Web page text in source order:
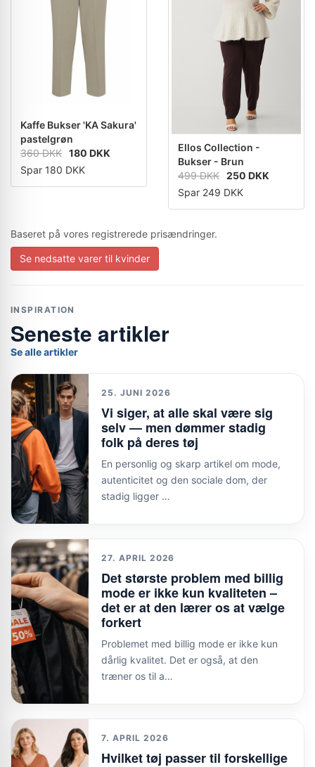
Kaffe Bukser 'KA Sakura'
pastelgrøn
360 DKK 180 DKK
Spar 180 DKK
Ellos Collection -
Bukser - Brun
499 DKK 250 DKK
Spar 249 DKK
Baseret på vores registrerede prisændringer.
Se nedsatte varer til kvinder
INSPIRATION
Seneste artikler
Se alle artikler
25. JUNI 2026
Vi siger, at alle skal være sig
selv — men dømmer stadig
folk på deres tøj
En personlig og skarp artikel om mode,
autenticitet og den sociale dom, der
stadig ligger …
27. APRIL 2026
Det største problem med billig
mode er ikke kun kvaliteten –
det er at den lærer os at vælge
forkert
Problemet med billig mode er ikke kun
dårlig kvalitet. Det er også, at den
træner os til a…
7. APRIL 2026
Hvilket tøj passer til forskellige